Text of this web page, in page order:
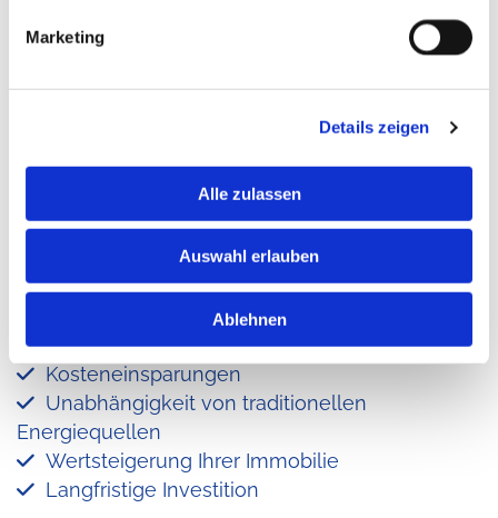
Marketing
Details zeigen
Alle zulassen
Auswahl erlauben
Ablehnen
Ihre nachhaltige
Energiequelle:
Photovoltaikanlagenfür
In Kooperation mit Elektrotechnik-Experten garantieren
wir höchste Qualitätsstandards. Profitieren Sie von:
Umweltfreundlichkeit
 Kosteneinsparungen
 Unabhängigkeit von traditionellen
Energiequellen
 Wertsteigerung Ihrer Immobilie
 Langfristige Investition